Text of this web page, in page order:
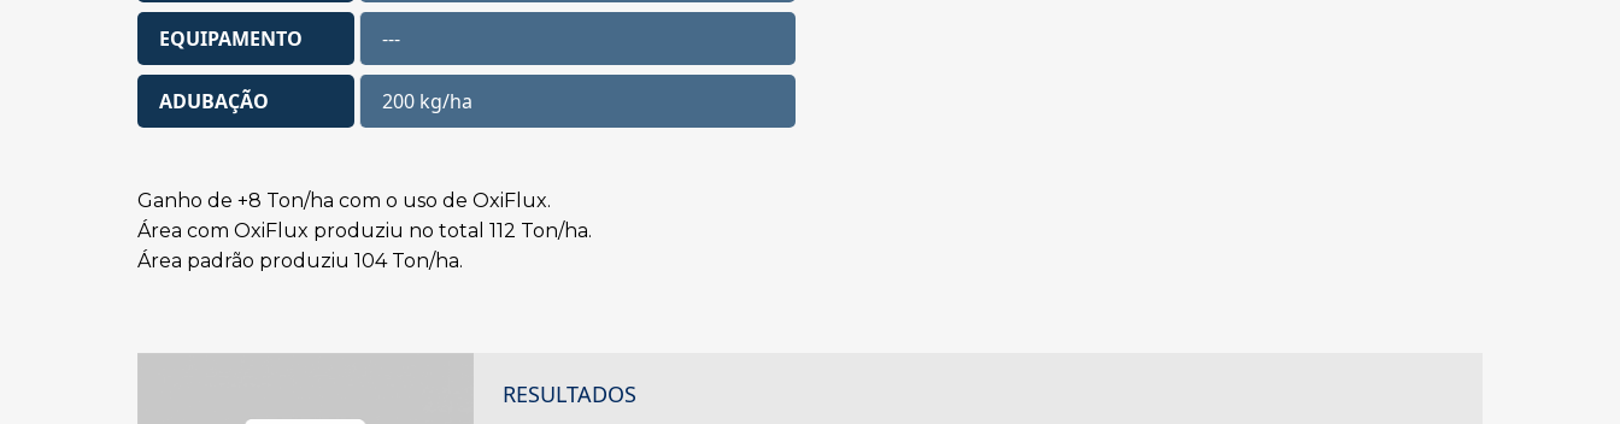
EQUIPAMENTO ---
ADUBAÇÃO 200 kg/ha
Ganho de +8 Ton/ha com o uso de OxiFlux.
Área com OxiFlux produziu no total 112 Ton/ha.
Área padrão produziu 104 Ton/ha.
RESULTADOS